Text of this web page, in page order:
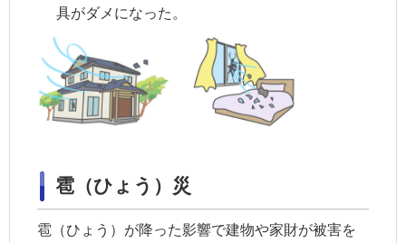
具がダメになった。
雹（ひょう）災
雹（ひょう）が降った影響で建物や家財が被害を